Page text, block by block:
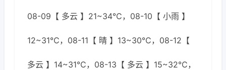
08-09【 多云 】21~34℃，08-10【 小雨 】
12~31℃，08-11【 晴 】13~30℃，08-12【
多云 】14~31℃，08-13【 多云 】15~32℃，